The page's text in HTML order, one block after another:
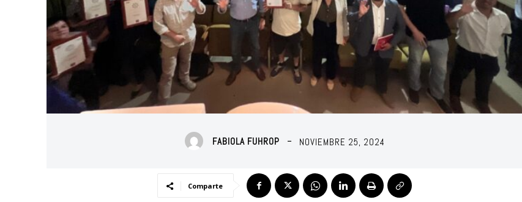
FABIOLA FUHROP NOVIEMBRE 25, 2024
Comparte